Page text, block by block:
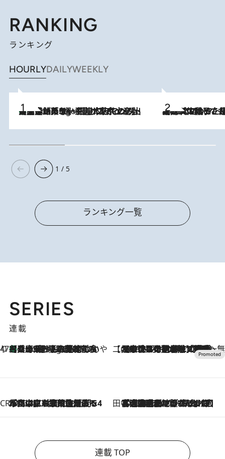
RANKING
ランキング
HOURLYDAILYWEEKLY
4 Hours Ago
【間違いのない王道・東京土産】資生堂パーラー 銀座本店でのみ出会える銘菓5選《極上プディング・濃厚チーズケーキ・ボンボンショコラほか》 2026.8.5
【阿川佐和子さんの年とる力】なぜ70代で始めた趣味は“こんなに楽しい”のか？ ピアノ、俳句…スランプに陥っても続けられる“ある秘訣”とは
1 / 5
ランキング一覧
SERIES
連載
47都道府県の手みやげ ひんやりスイーツで夏を満喫
4 Hours Ago
【兵庫県】この夏絶対食べたい 冷やしておいしいおやつ3選 淡路島の恵みをジェラートに集約 【CREA×星野リゾート】唯一無二。癒しと発見が待つ場所へ
2026.8.7
【トンボの足水浴】ヒノキの香りに包まれて涼感マックス！約13℃の湧水かけ流しを避暑地「星野温泉 トンボの湯」で体験
CREA'S CHOICE
2026.8.7
「立川にも歌舞伎があるんだよ」 片岡仁左衛門・市川中車ら豪華座組みで4年目の立川立飛歌舞伎へ 田中稲の勝手に再ブーム
2026.8.7
「湘南乃風に憧れて」観客大盛上がりの“タオル回し”に、ラッパー顔負けの高速歌唱まで…さだまさし（74）のアグレッシブすぎる現在地
連載 TOP